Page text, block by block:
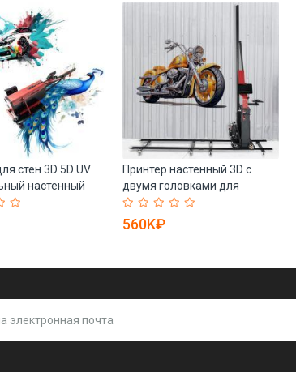
стен 3D 5D UV
настенный
Принтер настенный 3D с
двумя головками для
печати (арт. 25-19081970)
560K₽